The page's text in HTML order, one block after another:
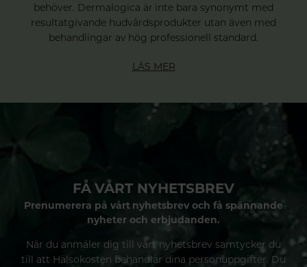
behöver. Dermalogica är inte bara synonymt med
resultatgivande hudvårdsprodukter utan även med
behandlingar av hög professionell standard.
LÄS MER
FÅ VÅRT NYHETSBREV
Prenumerera på vårt nyhetsbrev och få spännande
nyheter och erbjudanden.
När du anmäler dig till vårt nyhetsbrev samtycker du
till att Hälsokosten behandlar dina personuppgifter. Du